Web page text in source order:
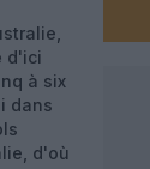
d'ici
à six
dans
d'où